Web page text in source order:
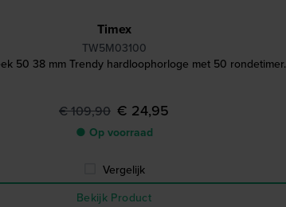
Timex
TW5M03100
50 38 mm Trendy hardloophorloge met 50 rondetimer.
€ 109,90 € 24,95
● Op voorraad
Vergelijk
Bekijk Product